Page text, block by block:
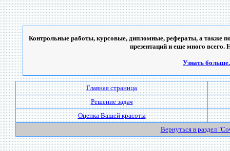
Контрольные работы, курсовые, дипломные, рефераты, а также
презентаций и еще много всего.
Узнать
Главная страница
Решение задач
Оценка Вашей красоты
Вернуться в раздел